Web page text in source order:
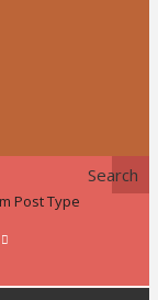
Search
Post Type